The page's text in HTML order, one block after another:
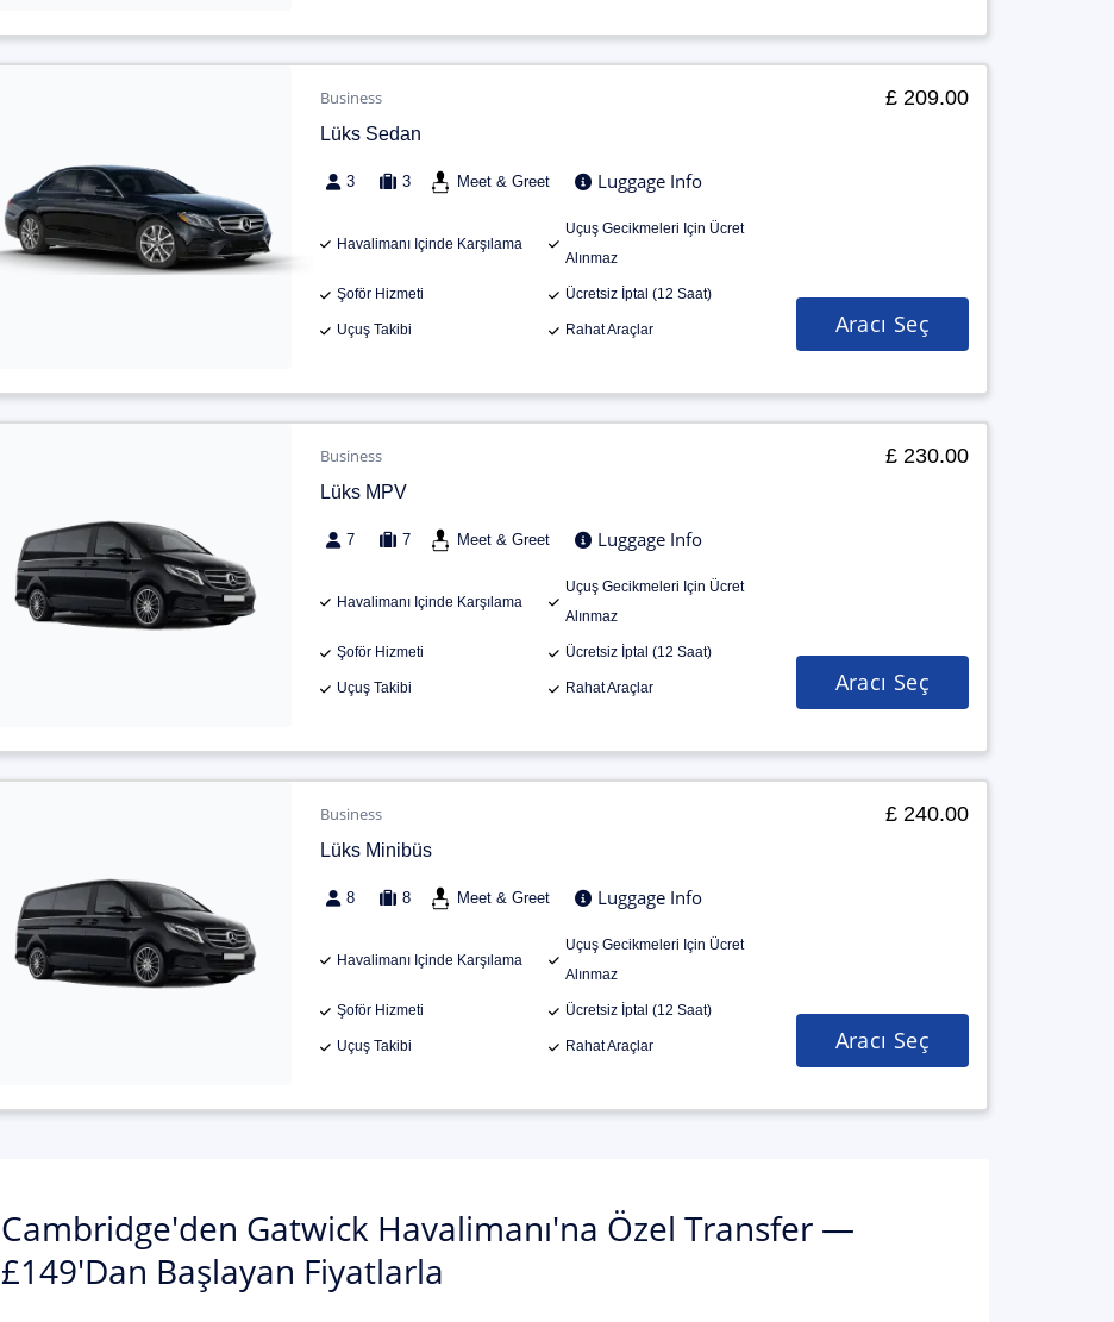
Business
Lüks Sedan
3 3 Meet & Greet Luggage Info
Havalimanı Içinde Karşılama
Uçuş Gecikmeleri Için Ücret
Alınmaz
Şoför Hizmeti Ücretsiz İptal (12 Saat)
Uçuş Takibi Rahat Araçlar
£ 209.00
Aracı Seç
Business
Lüks MPV
7 7 Meet & Greet Luggage Info
Havalimanı Içinde Karşılama
Uçuş Gecikmeleri Için Ücret
Alınmaz
Şoför Hizmeti Ücretsiz İptal (12 Saat)
Uçuş Takibi Rahat Araçlar
£ 230.00
Aracı Seç
Business
Lüks Minibüs
8 8 Meet & Greet Luggage Info
Havalimanı Içinde Karşılama
Uçuş Gecikmeleri Için Ücret
Alınmaz
Şoför Hizmeti Ücretsiz İptal (12 Saat)
Uçuş Takibi Rahat Araçlar
£ 240.00
Aracı Seç
Cambridge'den Gatwick Havalimanı'na Özel Transfer —
£149'dan Başlayan Fiyatlarla